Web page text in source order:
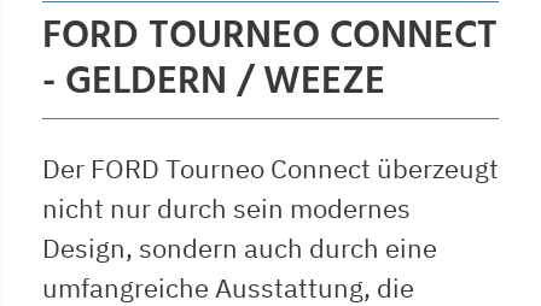
FORD TOURNEO CONNECT
- GELDERN / WEEZE
Der FORD Tourneo Connect überzeugt
nicht nur durch sein modernes
Design, sondern auch durch eine
umfangreiche Ausstattung, die